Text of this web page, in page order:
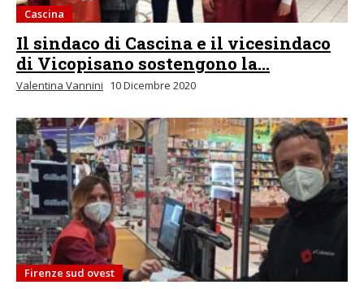
Cascina
Il sindaco di Cascina e il vicesindaco
di Vicopisano sostengono la...
Valentina Vannini 10 Dicembre 2020
Firenze sud ovest